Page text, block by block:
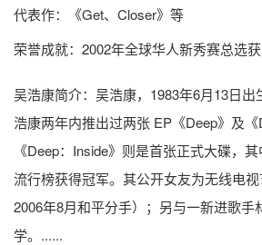
代表作：《Get、Closer》等
荣誉成就：2002年全球华人新秀赛总选
吴浩康简介：吴浩康，1983年6月13日
浩康两年内推出过两张 EP《Deep》及《
《Deep：Inside》则是首张正式大碟，
流行榜获得冠军。其公开女友为无线电
2006年8月和平分手）；另与一新进歌手
学。......